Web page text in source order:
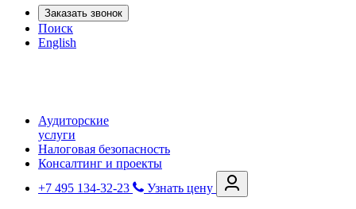
Заказать звонок
Поиск
English
Аудиторские
услуги
Налоговая безопасность
Консалтинг и проекты
+7 495 134-32-23
Узнать цену